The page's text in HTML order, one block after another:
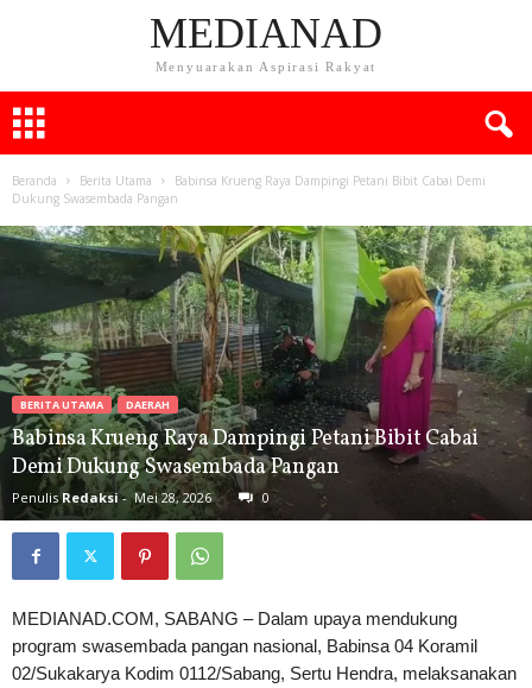
MEDIANAD
Menyuarakan Aspirasi Rakyat
Beranda Berita Utama
Babinsa Krueng Raya Dampingi Petani Bibit Cabai Demi
Dukung Swasembada Pangan
BERITA UTAMA DAERAH
Babinsa Krueng Raya Dampingi Petani Bibit Cabai
Demi Dukung Swasembada Pangan
Penulis Redaksi- Mei 28, 2026 0
MEDIANAD.COM, SABANG – Dalam upaya mendukung
program swasembada pangan nasional, Babinsa 04 Koramil
02/Sukakarya Kodim 0112/Sabang, Sertu Hendra, melaksanakan